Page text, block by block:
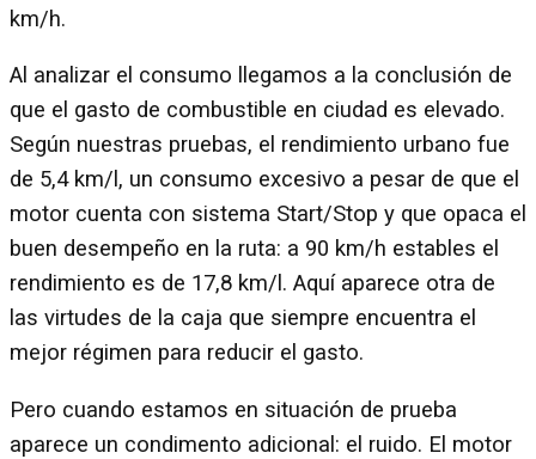
km/h.
Al analizar el consumo llegamos a la conclusión de
que el gasto de combustible en ciudad es elevado.
Según nuestras pruebas, el rendimiento urbano fue
de 5,4 km/l, un consumo excesivo a pesar de que el
motor cuenta con sistema Start/Stop y que opaca el
buen desempeño en la ruta: a 90 km/h estables el
rendimiento es de 17,8 km/l. Aquí aparece otra de
las virtudes de la caja que siempre encuentra el
mejor régimen para reducir el gasto.
Pero cuando estamos en situación de prueba
aparece un condimento adicional: el ruido. El motor